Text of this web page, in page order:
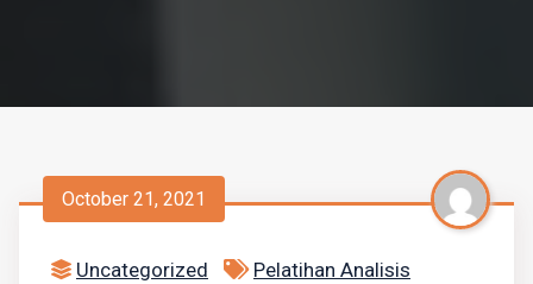
October 21, 2021
Uncategorized
Pelatihan Analisis